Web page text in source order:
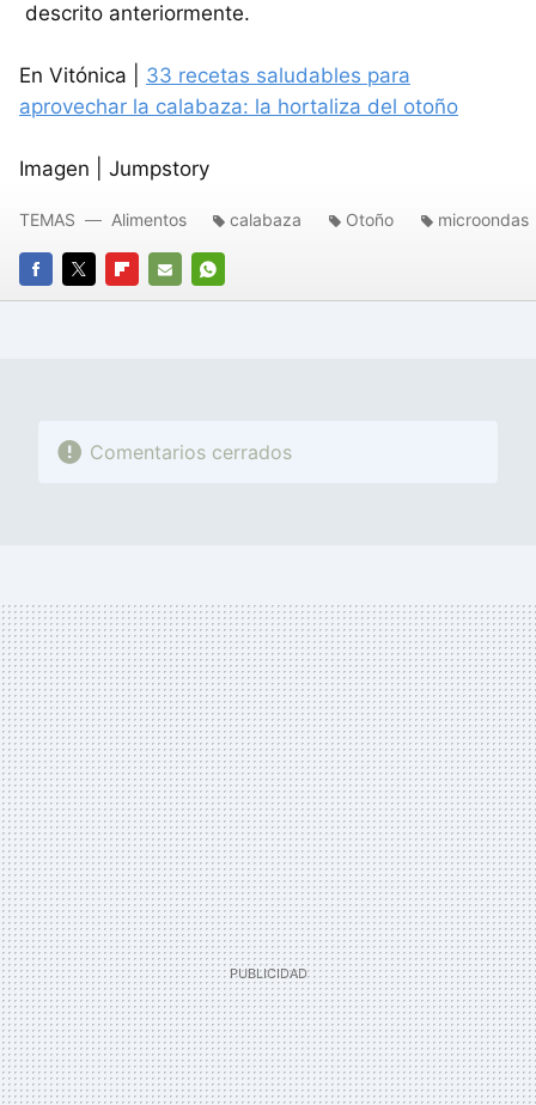
descrito anteriormente.
En Vitónica | 33 recetas saludables para
aprovechar la calabaza: la hortaliza del otoño
Imagen | Jumpstory
FACEBOOK
TWITTERFLIPBOARD
E-
WHATSAPP
TEMAS Alimentos calabaza Otoño microondas
Comentarios cerrados